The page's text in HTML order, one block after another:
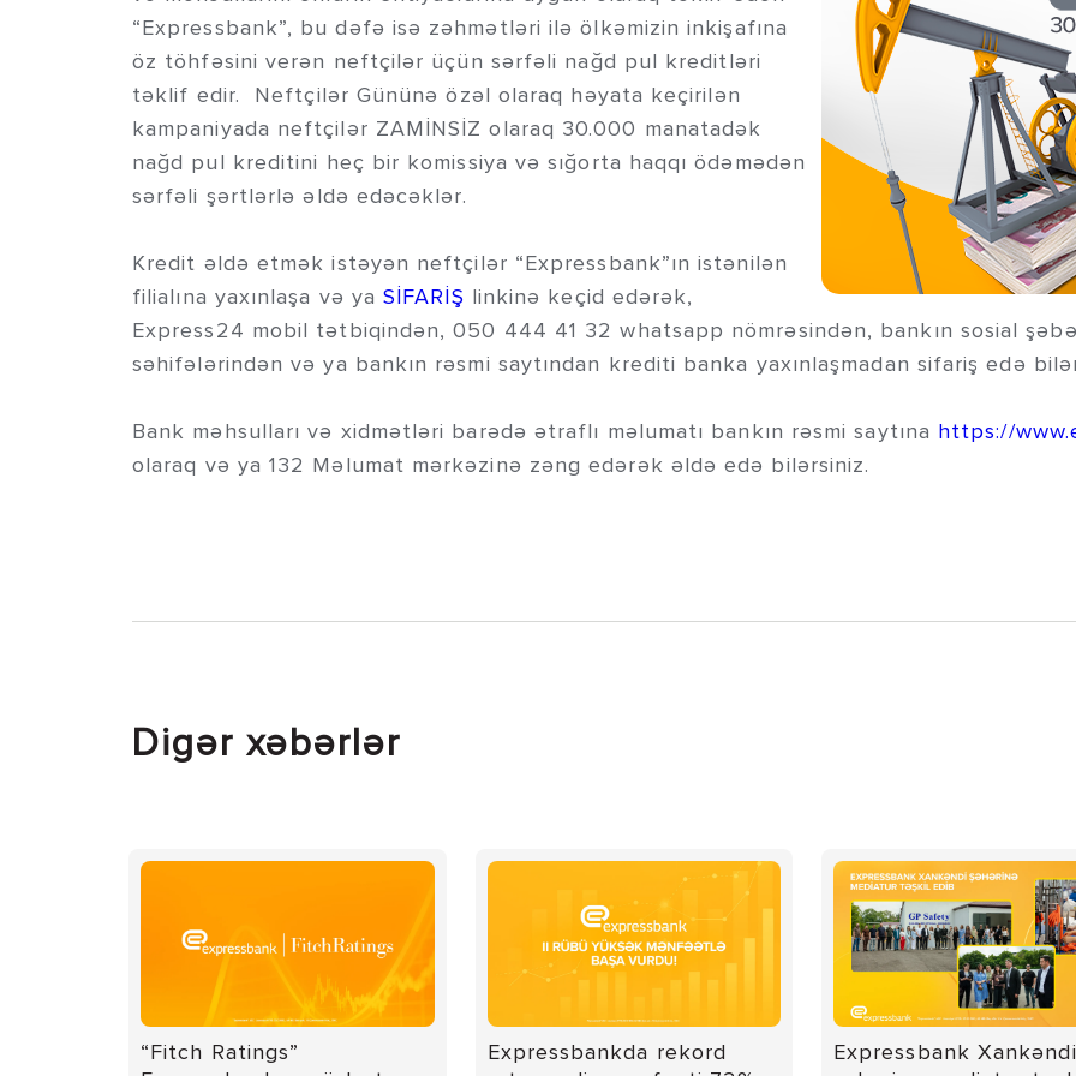
“Expressbank”, bu dəfə isə zəhmətləri ilə ölkəmizin inkişafına
öz töhfəsini verən neftçilər üçün sərfəli nağd pul kreditləri
təklif edir. Neftçilər Gününə özəl olaraq həyata keçirilən
kampaniyada neftçilər ZAMİNSİZ olaraq 30.000 manatadək
nağd pul kreditini heç bir komissiya və sığorta haqqı ödəmədən
sərfəli şərtlərlə əldə edəcəklər.
Kredit əldə etmək istəyən neftçilər “Expressbank”ın istənilən
filialına yaxınlaşa və yaSİFARİŞ linkinə keçid edərək,
Express24 mobil tətbiqindən, 050 444 41 32 whatsapp nömrəsindən, bankın sosial
səhifələrindən və ya bankın rəsmi saytından krediti banka yaxınlaşmadan sifariş edə
Bank məhsulları və xidmətləri barədə ətraflı məlumatı bankın rəsmi saytına https://
olaraq və ya 132 Məlumat mərkəzinə zəng edərək əldə edə bilərsiniz.
Digər xəbərlər
“Fitch Ratings”
Expressbankda rekord
Expressbank Xankəndi